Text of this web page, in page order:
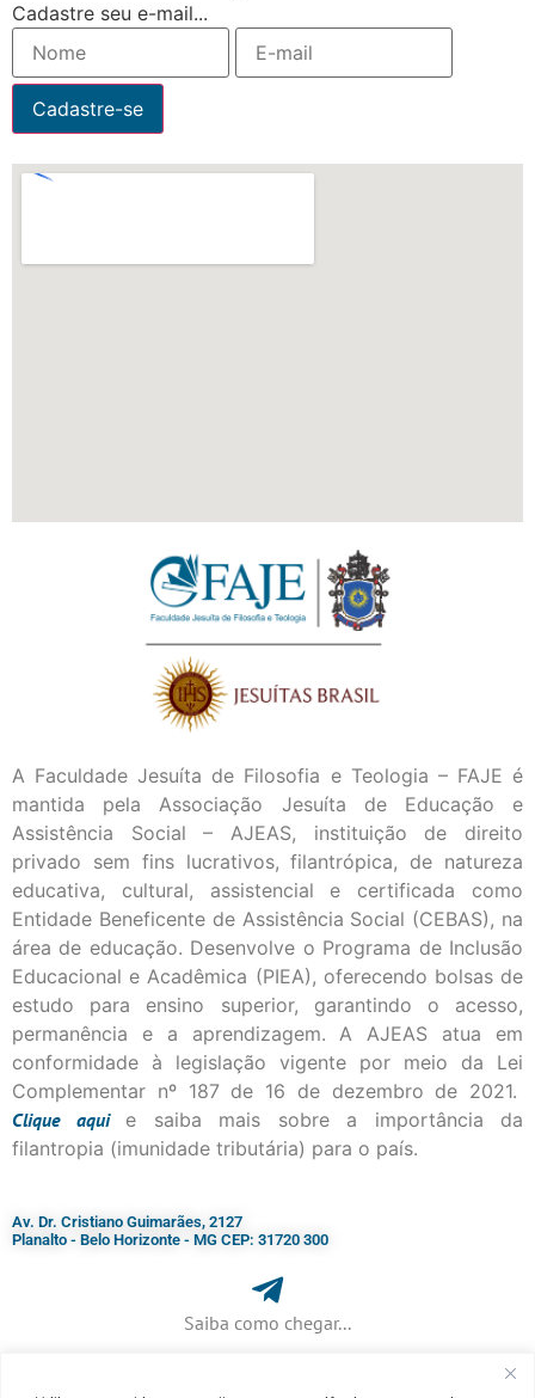
Cadastre seu e-mail...
A Faculdade Jesuíta de Filosofia e Teologia – FAJE é
mantida pela Associação Jesuíta de Educação e
Assistência Social – AJEAS, instituição de direito
privado sem fins lucrativos, filantrópica, de natureza
educativa, cultural, assistencial e certificada como
Entidade Beneficente de Assistência Social (CEBAS), na
área de educação. Desenvolve o Programa de Inclusão
Educacional e Acadêmica (PIEA), oferecendo bolsas de
estudo para ensino superior, garantindo o acesso,
permanência e a aprendizagem. A AJEAS atua em
conformidade à legislação vigente por meio da Lei
Complementar nº 187 de 16 de dezembro de 2021.
Cliqueaqui
e saiba mais sobre a importância da
filantropia (imunidade tributária) para o país.
Av. Dr. Cristiano Guimarães, 2127
Planalto - Belo Horizonte - MG CEP: 31720 300
Saiba como chegar...